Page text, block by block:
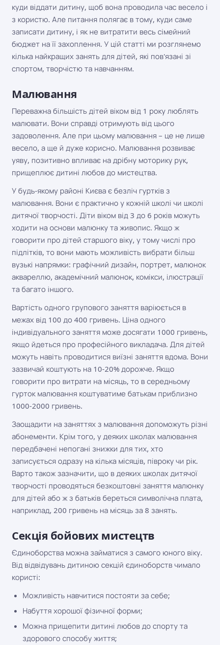
куди віддати дитину, щоб вона проводила час весело і
з користю. Але питання полягає в тому, куди саме
записати дитину, і як не витратити весь сімейний
бюджет на її захоплення. У цій статті ми розглянемо
кілька найкращих занять для дітей, які пов'язані зі
спортом, творчістю та навчанням.
Малювання
Переважна більшість дітей віком від 1 року люблять
малювати. Вони справді отримують від цього
задоволення. Але при цьому малювання – це не лише
весело, а ще й дуже корисно. Малювання розвиває
уяву, позитивно впливає на дрібну моторику рук,
прищеплює дитині любов до мистецтва.
У будь-якому районі Києва є безліч гуртків з
малювання. Вони є практично у кожній школі чи школі
дитячої творчості. Діти віком від 3 до 6 років можуть
ходити на основи малюнку та живопис. Якщо ж
говорити про дітей старшого віку, у тому числі про
підлітків, то вони мають можливість вибрати більш
вузькі напрямки: графічний дизайн, портрет, малюнок
аквареллю, академічний малюнок, комікси, ілюстрації
та багато іншого.
Вартість одного групового заняття варіюється в
межах від 100 до 400 гривень. Ціна одного
індивідуального заняття може досягати 1000 гривень,
якщо йдеться про професійного викладача. Для дітей
можуть навіть проводитися виїзні заняття вдома. Вони
зазвичай коштують на 10-20% дорожче. Якщо
говорити про витрати на місяць, то в середньому
гурток малювання коштуватиме батькам приблизно
1000-2000 гривень.
Заощадити на заняттях з малювання допоможуть різні
абонементи. Крім того, у деяких школах малювання
передбачені непогані знижки для тих, хто
записується одразу на кілька місяців, півроку чи рік.
Варто також зазначити, що в деяких школах дитячої
творчості проводяться безкоштовні заняття малюнку
для дітей або ж з батьків береться символічна плата,
наприклад, 200 гривень на місяць за 8 занять.
Секція бойових мистецтв
Єдиноборства можна займатися з самого юного віку.
Від відвідувань дитиною секцій єдиноборств чимало
користі:
Можливість навчитися постояти за себе;
Набуття хорошої фізичної форми;
Можна прищепити дитині любов до спорту та
здорового способу життя;